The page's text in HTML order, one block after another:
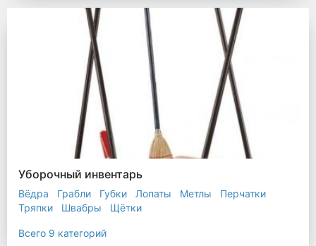
Уборочный инвентарь
Вёдра Грабли Губки Лопаты Метлы
Перчатки
Тряпки
Швабры Щётки
Всего 9 категорий